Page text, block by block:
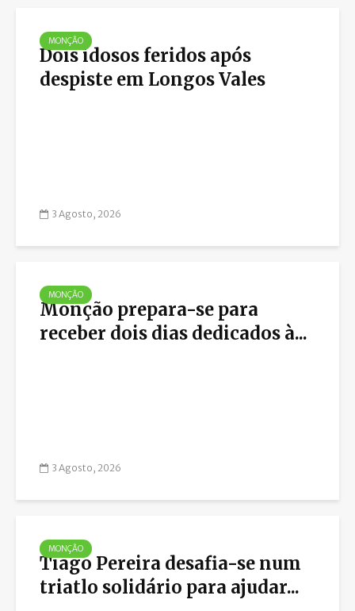
MONÇÃO
Dois idosos feridos após
despiste em Longos Vales
3 Agosto, 2026
MONÇÃO
Monção prepara-se para
receber dois dias dedicados à...
3 Agosto, 2026
MONÇÃO
Tiago Pereira desafia-se num
triatlo solidário para ajudar...